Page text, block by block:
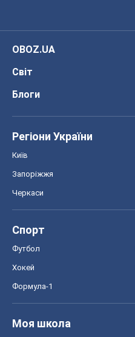
OBOZ.UA
Світ
Блоги
Регіони України
Київ
Запоріжжя
Черкаси
Спорт
Футбол
Хокей
Формула-1
Моя школа